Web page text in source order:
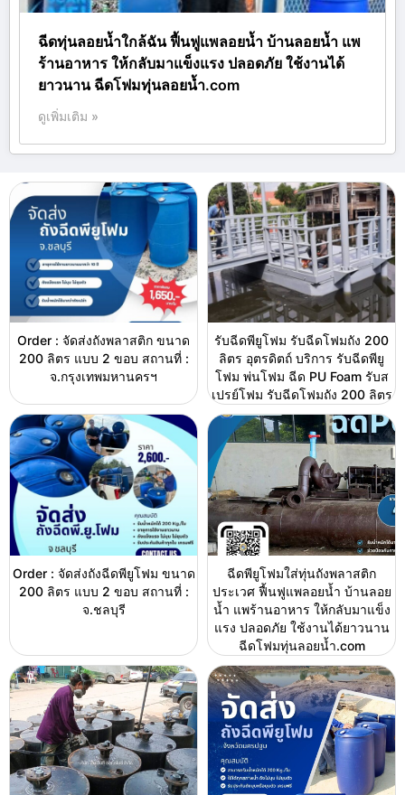
ฉีดทุ่นลอยน้ำใกล้ฉัน ฟื้นฟูแพลอยน้ำ บ้านลอยน้ำ แพ
ร้านอาหาร ให้กลับมาแข็งแรง ปลอดภัย ใช้งานได้
ยาวนาน ฉีดโฟมทุ่นลอยน้ำ.com
ดูเพิ่มเติม »
Order : จัดส่งถังพลาสติก ขนาด
200 ลิตร แบบ 2 ขอบ สถานที่ :
จ.กรุงเทพมหานครฯ
รับฉีดพียูโฟม รับฉีดโฟมถัง 200
ลิตร อุตรดิตถ์ บริการ รับฉีดพียู
โฟม พ่นโฟม ฉีด PU Foam รับส
เปรย์โฟม รับฉีดโฟมถัง 200 ลิตร
Order : จัดส่งถังฉีดพียูโฟม ขนาด
200 ลิตร แบบ 2 ขอบ สถานที่ :
จ.ชลบุรี
ฉีดพียูโฟมใส่ทุ่นถังพลาสติก
ประเวศ ฟื้นฟูแพลอยน้ำ บ้านลอย
น้ำ แพร้านอาหาร ให้กลับมาแข็ง
แรง ปลอดภัย ใช้งานได้ยาวนาน
ฉีดโฟมทุ่นลอยน้ำ.com